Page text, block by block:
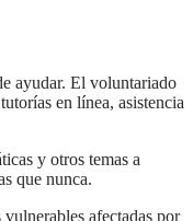
ayudar. El voluntariado
en línea, asistencia
y otros temas a
que nunca.
afectadas por